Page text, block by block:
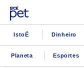
IstoÉ Dinheiro
Planeta Esportes